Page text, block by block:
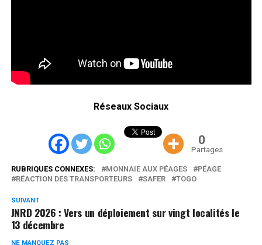
Réseaux Sociaux
0
Partages
RUBRIQUES CONNEXES: MONNAIE AUX PÉAGES
PÉAGE
RÉACTION DES TRANSPORTEURS
SAFER TOGO
SUIVANT
JNRD 2026 : Vers un déploiement sur vingt localités le
13 décembre
NE MANQUEZ PAS